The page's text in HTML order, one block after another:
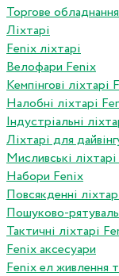
Торгове обладнання
Ліхтарі
Fenix ліхтарі
Велофари Fenix
Кемпінгові ліхтарі
Налобні ліхтарі
Індустріальні
Ліхтарі для
Мисливські
Набори Fenix
Повсякденні
Пошуково-
Тактичні ліхтарі
Fenix аксесуари
Fenix ел живлення